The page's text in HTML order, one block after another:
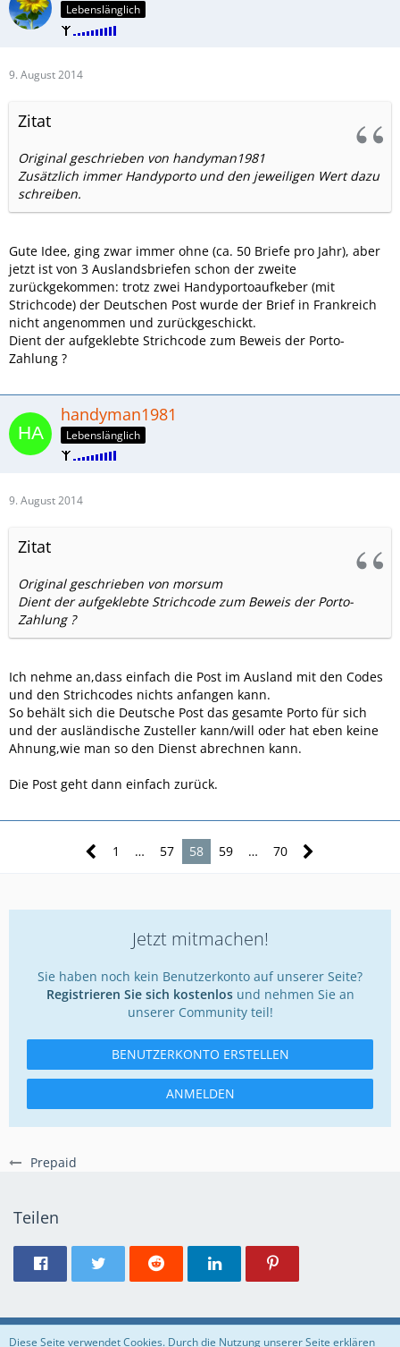
Prepaid
Lebenslänglich
9. August 2014
Zitat
Original geschrieben von handyman1981
Zusätzlich immer Handyporto und den jeweiligen Wert dazu
schreiben.
Gute Idee, ging zwar immer ohne (ca. 50 Briefe pro Jahr), aber
jetzt ist von 3 Auslandsbriefen schon der zweite
zurückgekommen: trotz zwei Handyportoaufkeber (mit
Strichcode) der Deutschen Post wurde der Brief in Frankreich
nicht angenommen und zurückgeschickt.
Dient der aufgeklebte Strichcode zum Beweis der Porto-
Zahlung ?
handyman1981
Lebenslänglich
9. August 2014
Zitat
Original geschrieben von morsum
Dient der aufgeklebte Strichcode zum Beweis der Porto-
Zahlung ?
Ich nehme an,dass einfach die Post im Ausland mit den Codes
und den Strichcodes nichts anfangen kann.
So behält sich die Deutsche Post das gesamte Porto für sich
und der ausländische Zusteller kann/will oder hat eben keine
Ahnung,wie man so den Dienst abrechnen kann.
Die Post geht dann einfach zurück.
1 … 57 58 59 … 70
Jetzt mitmachen!
Sie haben noch kein Benutzerkonto auf unserer Seite?
Registrieren Sie sich kostenlosund nehmen Sie an
unserer Community teil!
BENUTZERKONTO ERSTELLEN
ANMELDEN
Teilen
Regeln Datenschutzerklärung Impressum
Diese Seite verwendet Cookies. Durch die Nutzung unserer Seite erklären